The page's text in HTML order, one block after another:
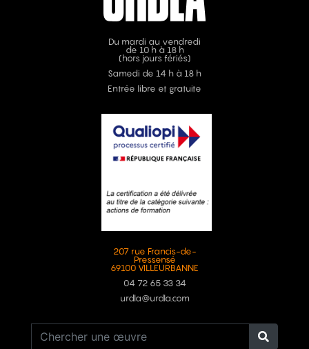
Du mardi au vendredi
de 10 h à 18 h
(hors jours fériés)
Samedi de 14 h à 18 h
Entrée libre et gratuite
207 rue Francis-de-
Pressensé
69100 VILLEURBANNE
04 72 65 33 34
urdla@urdla.com